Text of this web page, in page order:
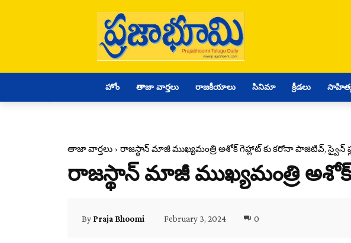
హోం తాజా వార్తలు రాజకీయాలు సినిమా క్రీడలు
తాజా వార్తలు రాజస్థాన్ మాజీ ముఖ్యమంత్రి అశోక్ గెహ్లాట్ కు కరోనా పాజిటివ్, స్వైన్
రాజస్థాన్ మాజీ ముఖ్యమంత్రి అశోక్
By Praja Bhoomi February 3, 2024 0